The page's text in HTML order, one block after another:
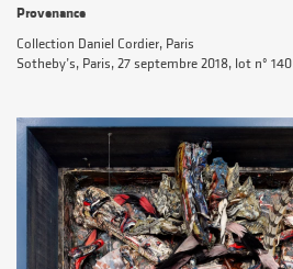
Provenance
Collection Daniel Cordier, Paris
Sotheby’s, Paris, 27 septembre 2018, lot n° 140